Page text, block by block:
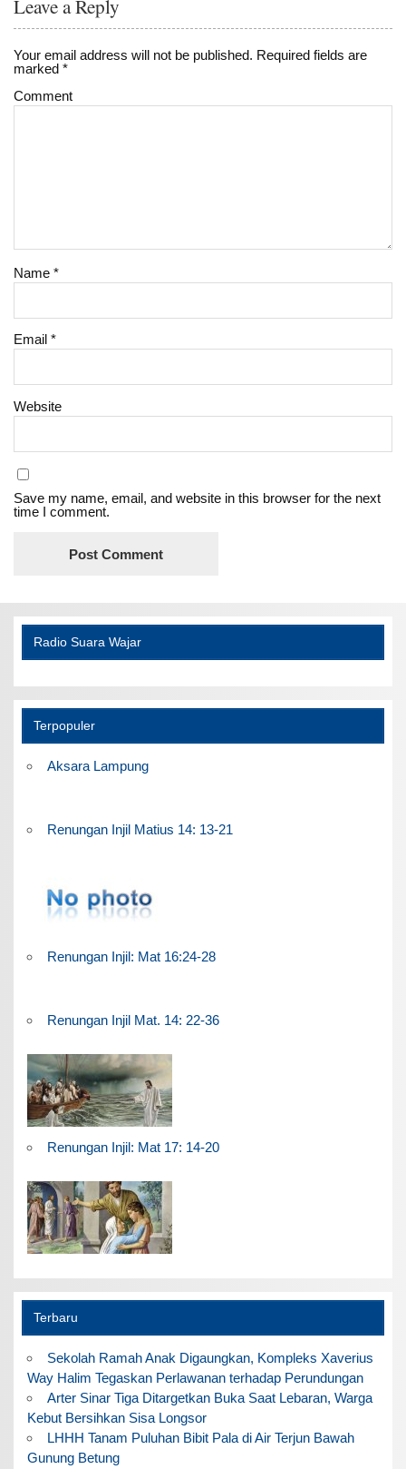
Leave a Reply
Your email address will not be published. Required fields are
marked*
Comment
Name*
Email*
Website
Save my name, email, and website in this browser for the next
time I comment.
Radio Suara Wajar
Terpopuler
Aksara Lampung
Renungan Injil Matius 14: 13-21
Renungan Injil: Mat 16:24-28
Renungan Injil Mat. 14: 22-36
Renungan Injil: Mat 17: 14-20
Terbaru
Sekolah Ramah Anak Digaungkan, Kompleks Xaverius
Way Halim Tegaskan Perlawanan terhadap Perundungan
Arter Sinar Tiga Ditargetkan Buka Saat Lebaran, Warga
Kebut Bersihkan Sisa Longsor
LHHH Tanam Puluhan Bibit Pala di Air Terjun Bawah
Gunung Betung